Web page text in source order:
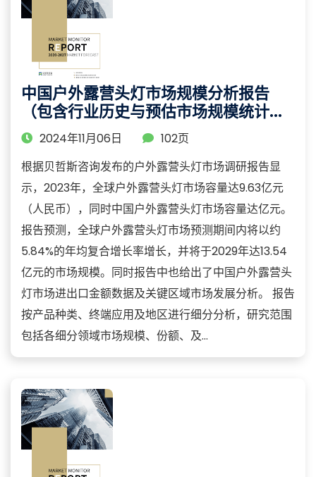
中国户外露营头灯市场规模分析报告
（包含行业历史与预估市场规模统计与
预测）
2024年11月06日
102页
根据贝哲斯咨询发布的户外露营头灯市场调研报告显
示，2023年，全球户外露营头灯市场容量达9.63亿元
（人民币），同时中国户外露营头灯市场容量达亿元。
报告预测，全球户外露营头灯市场预测期间内将以约
5.84%的年均复合增长率增长，并将于2029年达13.54
亿元的市场规模。同时报告中也给出了中国户外露营头
灯市场进出口金额数据及关键区域市场发展分析。 报告
按产品种类、终端应用及地区进行细分分析，研究范围
包括各细分领域市场规模、份额、及...